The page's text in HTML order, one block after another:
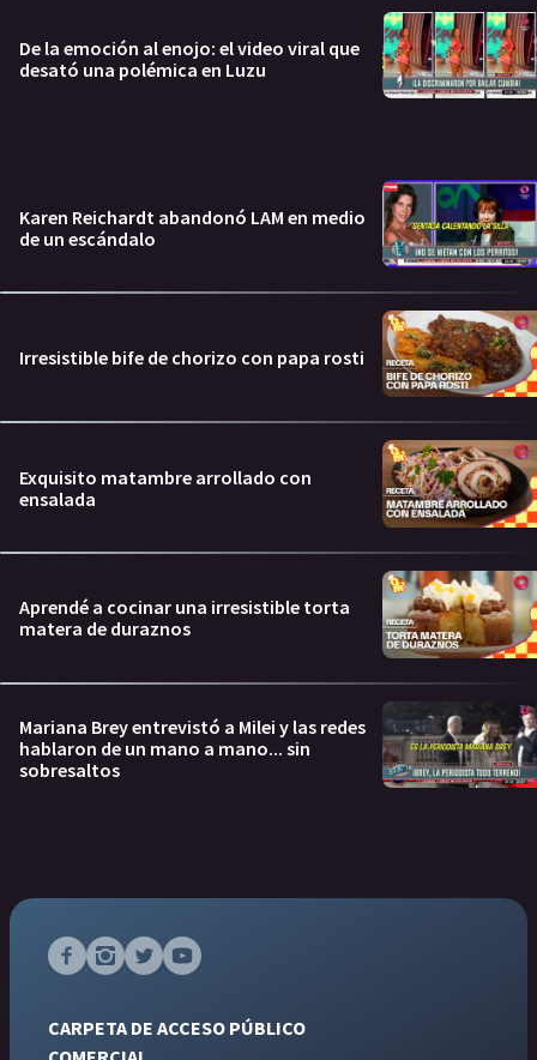
De la emoción al enojo: el video viral que
desató una polémica en Luzu
Karen Reichardt abandonó LAM en medio
de un escándalo
Irresistible bife de chorizo con papa rosti
Exquisito matambre arrollado con
ensalada
Aprendé a cocinar una irresistible torta
matera de duraznos
Mariana Brey entrevistó a Milei y las redes
hablaron de un mano a mano... sin
sobresaltos
CARPETA DE ACCESO PÚBLICO